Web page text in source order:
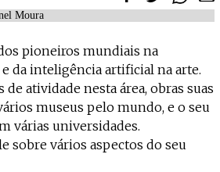
a cultura independente — apoia o Coffeepaste e ajuda-nos
Apoiar
pioneiros mundiais na
da inteligência artificial na arte.
de atividade nesta área, obras suas
museus pelo mundo, e o seu
várias universidades.
sobre vários aspectos do seu